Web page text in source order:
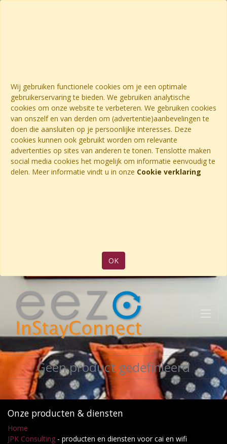
Wij gebruiken functionele cookies om je een optimale
gebruikerservaring te bieden. We gebruiken analytische
cookies om onze website te verbeteren. We gebruiken cookies
van onszelf en van derden om (advertentie)aanbevelingen te
doen die aansluiten op je persoonlijke interesses. Deze
cookies kunnen ook gebruikt worden om relevante
advertenties op sites van anderen te tonen. Tenslotte maken
social media cookies het mogelijk om informatie eenvoudig te
delen. Meer informatie vindt u in onze Cookie verklaring
OK
Geen product gedefinieerd
Onze producten & diensten
Home
JPK Consulting - producten en diensten voor cai en wifi